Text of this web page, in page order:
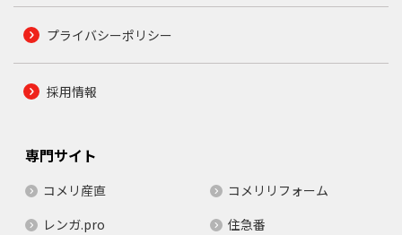
プライバシーポリシー
採用情報
専門サイト
コメリ産直
コメリリフォーム
レンガ.pro
住急番